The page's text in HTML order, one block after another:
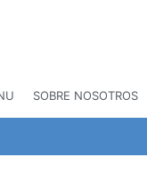
SOBRE NOSOTROS